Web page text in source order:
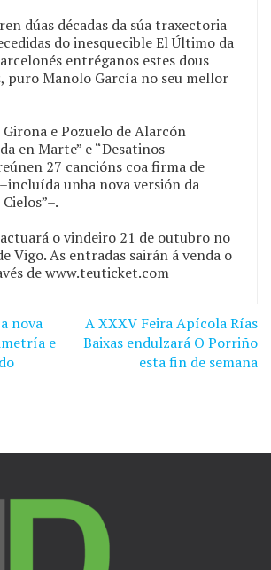
dúas décadas da súa traxectoria
do inesquecible El Último da
entréganos estes dous
puro Manolo García no seu mellor
e Pozuelo de Alarcón
en Marte” e “Desatinos
27 cancións coa firma de
unha nova versión da
o vindeiro 21 de outubro no
Vigo. As entradas sairán á venda o
de www.teuticket.com
nova
e
A XXXV Feira Apícola Rías
Baixas endulzará O Porriño
esta fin de semana